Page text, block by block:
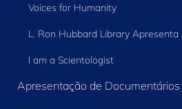
Voices for Humanity
L. Ron Hubbard Library Apresenta
I am a Scientologist
Apresentação de Documentários